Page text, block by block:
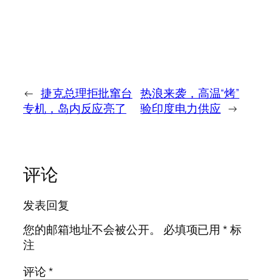
← 捷克总理拒批窜台
专机，岛内反应亮了
热浪来袭，高温“烤”
验印度电力供应 →
评论
发表回复
您的邮箱地址不会被公开。
必填项已用*标
注
评论*